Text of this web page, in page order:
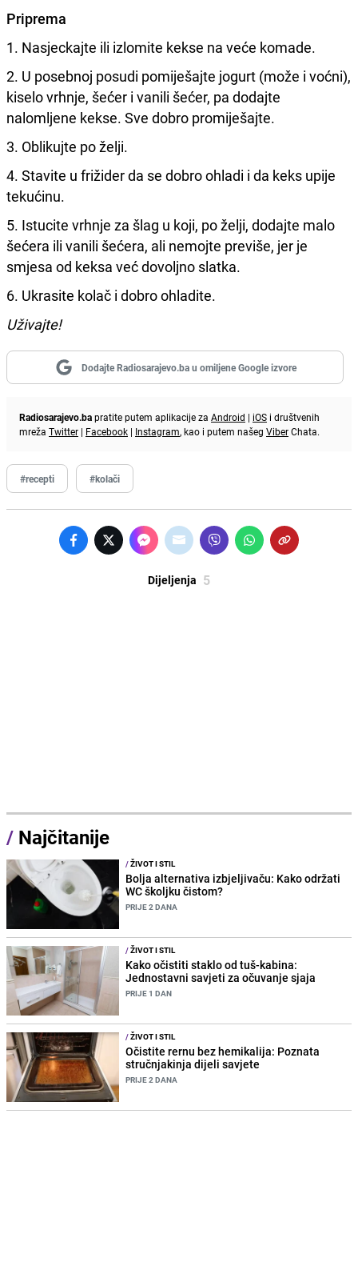
Priprema
1. Nasjeckajte ili izlomite kekse na veće komade.
2. U posebnoj posudi pomiješajte jogurt (može i voćni),
kiselo vrhnje, šećer i vanili šećer, pa dodajte
nalomljene kekse. Sve dobro promiješajte.
3. Oblikujte po želji.
4. Stavite u frižider da se dobro ohladi i da keks upije
tekućinu.
5. Istucite vrhnje za šlag u koji, po želji, dodajte malo
šećera ili vanili šećera, ali nemojte previše, jer je
smjesa od keksa već dovoljno slatka.
6. Ukrasite kolač i dobro ohladite.
Uživajte!
Dodajte Radiosarajevo.ba u omiljene Google izvore
Radiosarajevo.bapratite putem aplikacije za Android | iOS i društvenih
mreža Twitter | Facebook | Instagram, kao i putem našeg ViberChata.
#recepti #kolači
Dijeljenja 5
/ Najčitanije
/ŽIVOT I STIL
Bolja alternativa izbjeljivaču: Kako održati
WC školjku čistom?
PRIJE 2 DANA
/ŽIVOT I STIL
Kako očistiti staklo od tuš-kabina:
Jednostavni savjeti za očuvanje sjaja
PRIJE 1 DAN
/ŽIVOT I STIL
Očistite rernu bez hemikalija: Poznata
stručnjakinja dijeli savjete
PRIJE 2 DANA